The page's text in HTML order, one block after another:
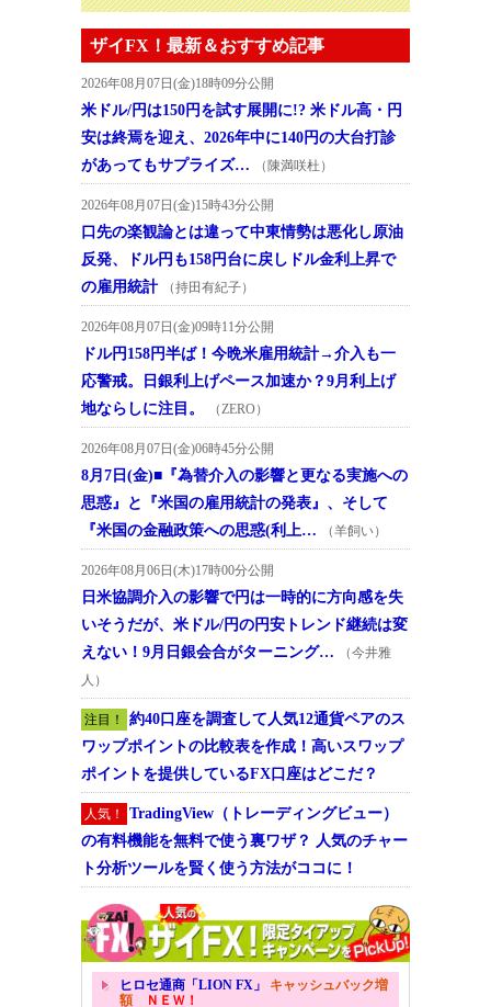
ザイFX！最新＆おすすめ記事
2026年08月07日(金)18時09分公開
米ドル/円は150円を試す展開に!? 米ドル高・円
安は終焉を迎え、2026年中に140円の大台打診
があってもサプライズ…
（陳満咲杜）
2026年08月07日(金)15時43分公開
口先の楽観論とは違って中東情勢は悪化し原油
反発、ドル円も158円台に戻しドル金利上昇で
の雇用統計
（持田有紀子）
2026年08月07日(金)09時11分公開
ドル円158円半ば！今晩米雇用統計→介入も一
応警戒。日銀利上げペース加速か？9月利上げ
地ならしに注目。
（ZERO）
2026年08月07日(金)06時45分公開
8月7日(金)■『為替介入の影響と更なる実施への
思惑』と『米国の雇用統計の発表』、そして
『米国の金融政策への思惑(利上…
（羊飼い）
2026年08月06日(木)17時00分公開
日米協調介入の影響で円は一時的に方向感を失
いそうだが、米ドル/円の円安トレンド継続は変
えない！9月日銀会合がターニング…
（今井雅
人）
注目！
約40口座を調査して人気12通貨ペアのス
ワップポイントの比較表を作成！高いスワップ
ポイントを提供しているFX口座はどこだ？
人気！
TradingView（トレーディングビュー）
の有料機能を無料で使う裏ワザ？ 人気のチャー
ト分析ツールを賢く使う方法がココに！
ヒロセ通商「LION FX」 キャッシュバック増
額ＮＥＷ！